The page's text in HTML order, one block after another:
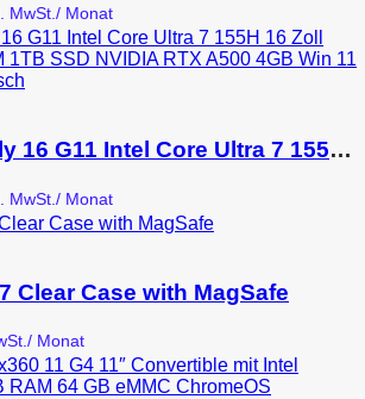
MwSt./ Monat
HP ZBook Firefly 16 G11 Intel Core Ultra 7 155H 16 Zoll WUXGA 32GB RAM 1TB SSD NVIDIA RTX A500 4GB Win 11 Pro QWERTZ Deutsch
MwSt. / Monat
Clear Case with MagSafe
/ Monat